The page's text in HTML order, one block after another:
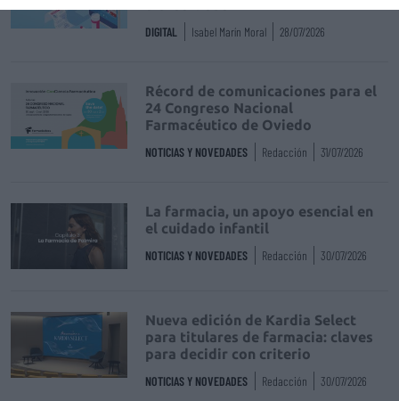
DIGITAL Isabel Marín Moral 28/07/2026
Récord de comunicaciones para el
24 Congreso Nacional
Farmacéutico de Oviedo
NOTICIAS Y NOVEDADES Redacción 31/07/2026
La farmacia, un apoyo esencial en
el cuidado infantil
NOTICIAS Y NOVEDADES Redacción 30/07/2026
Nueva edición de Kardia Select
para titulares de farmacia: claves
para decidir con criterio
NOTICIAS Y NOVEDADES Redacción 30/07/2026